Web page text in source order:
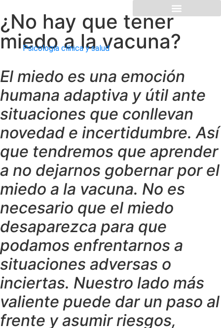
Psicología clínica y salud
¿No hay que tener
miedo a la vacuna?
El miedo es una emoción
humana adaptiva y útil ante
situaciones que conllevan
novedad e incertidumbre. Así
que tendremos que aprender
a no dejarnos gobernar por el
miedo a la vacuna. No es
necesario que el miedo
desaparezca para que
podamos enfrentarnos a
situaciones adversas o
inciertas. Nuestro lado más
valiente puede dar un paso al
frente y asumir riesgos,